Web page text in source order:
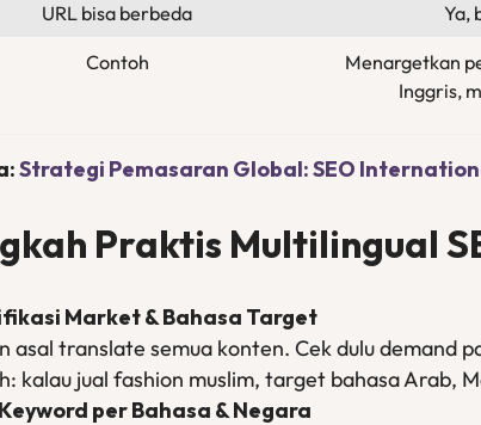
URL bisa berbeda Ya,
Contoh
Menargetkan
Inggris,
Strategi Pemasaran Global: SEO
Praktis Multilingual
Market & Bahasa Target
asal translate semua konten. Cek dulu demand
kalau jual fashion muslim, target bahasa Arab,
per Bahasa & Negara